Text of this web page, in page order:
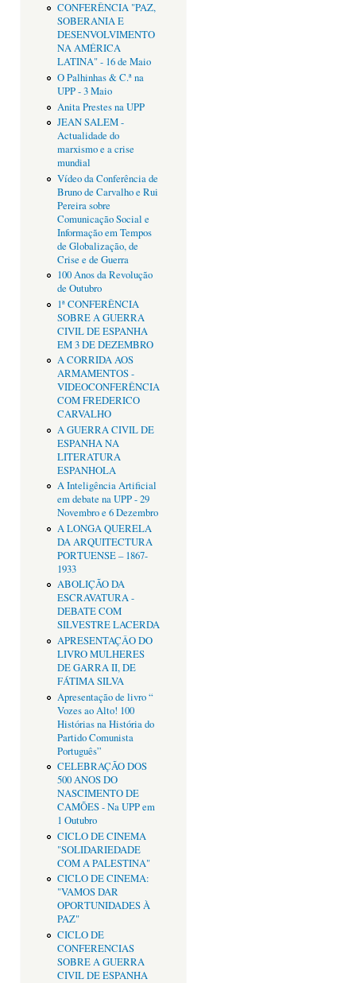
CONFERÊNCIA "PAZ,
SOBERANIA E
DESENVOLVIMENTO
NA AMÉRICA
LATINA" - 16 de Maio
O Palhinhas & C.ª na
UPP - 3 Maio
Anita Prestes na UPP
JEAN SALEM -
Actualidade do
marxismo e a crise
mundial
Vídeo da Conferência de
Bruno de Carvalho e Rui
Pereira sobre
Comunicação Social e
Informação em Tempos
de Globalização, de
Crise e de Guerra
100 Anos da Revolução
de Outubro
1ª CONFERÊNCIA
SOBRE A GUERRA
CIVIL DE ESPANHA
EM 3 DE DEZEMBRO
A CORRIDA AOS
ARMAMENTOS -
VIDEOCONFERÊNCIA
COM FREDERICO
CARVALHO
A GUERRA CIVIL DE
ESPANHA NA
LITERATURA
ESPANHOLA
A Inteligência Artificial
em debate na UPP - 29
Novembro e 6 Dezembro
A LONGA QUERELA
DA ARQUITECTURA
PORTUENSE – 1867-
1933
ABOLIÇÃO DA
ESCRAVATURA -
DEBATE COM
SILVESTRE LACERDA
APRESENTAÇÂO DO
LIVRO MULHERES
DE GARRA II, DE
FÁTIMA SILVA
Apresentação de livro “
Vozes ao Alto! 100
Histórias na História do
Partido Comunista
Português”
CELEBRAÇÃO DOS
500 ANOS DO
NASCIMENTO DE
CAMÕES - Na UPP em
1 Outubro
CICLO DE CINEMA
"SOLIDARIEDADE
COM A PALESTINA"
CICLO DE CINEMA:
"VAMOS DAR
OPORTUNIDADES À
PAZ"
CICLO DE
CONFERENCIAS
SOBRE A GUERRA
CIVIL DE ESPANHA